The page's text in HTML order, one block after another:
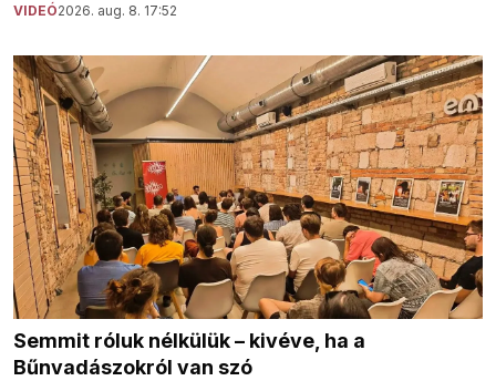
VIDEÓ2026. aug. 8. 17:52
Semmit róluk nélkülük – kivéve, ha a
Bűnvadászokról van szó